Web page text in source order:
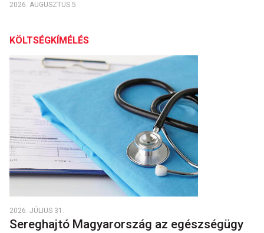
2026. AUGUSZTUS 5.
KÖLTSÉGKÍMÉLÉS
2026. JÚLIUS 31.
Sereghajtó Magyarország az egészségügy